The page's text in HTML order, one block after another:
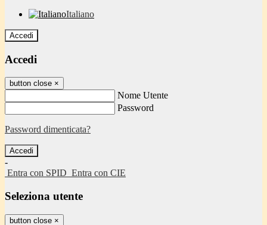
Italiano
Accedi
Accedi
button close ×
Nome Utente
Password
Password dimenticata?
-
Entra con SPID Entra con CIE
Seleziona utente
button close ×